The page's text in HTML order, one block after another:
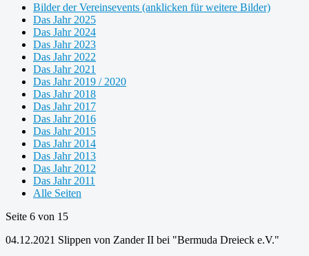
Bilder der Vereinsevents (anklicken für weitere Bilder)
Das Jahr 2025
Das Jahr 2024
Das Jahr 2023
Das Jahr 2022
Das Jahr 2021
Das Jahr 2019 / 2020
Das Jahr 2018
Das Jahr 2017
Das Jahr 2016
Das Jahr 2015
Das Jahr 2014
Das Jahr 2013
Das Jahr 2012
Das Jahr 2011
Alle Seiten
Seite 6 von 15
04.12.2021 Slippen von Zander II bei "Bermuda Dreieck e.V."